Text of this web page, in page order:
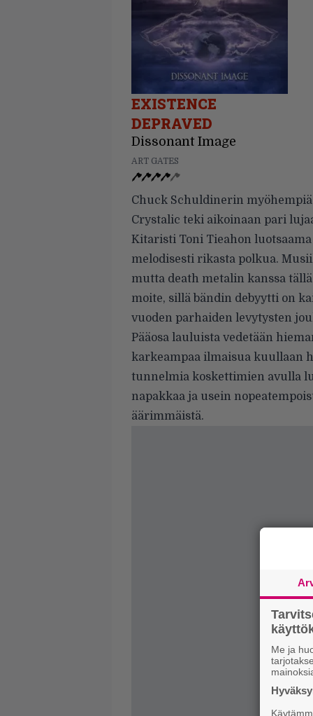
EXISTENCE
DEPRAVED
Dissonant Image
ART GATES
Chuck Schuldinerin
Crystalic teki aikoinaan pari
Kitaristi Toni Tieahon
melodisesti rikasta polkua.
mutta death metalin kanssa
moite, sillä bändin debyytti on
vuoden parhaiden levytysten
Pääosa lauluista vedetään
karkeampaa ilmaisua kuullaan
tunnelmia koskettimien avulla
napakkaa ja usein
äärimmäistä.
Me ja